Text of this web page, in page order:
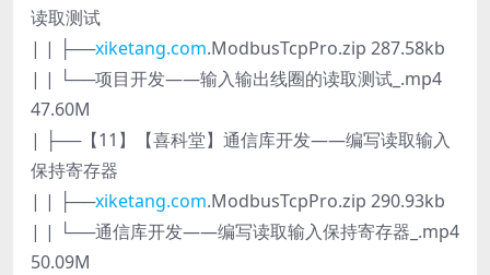
读取测试
| | ├──xiketang.com.ModbusTcpPro.zip 287.58kb
| | └──项目开发——输入输出线圈的读取测试_.mp4
47.60M
| ├──【11】【喜科堂】通信库开发——编写读取输入
保持寄存器
| | ├──xiketang.com.ModbusTcpPro.zip 290.93kb
| | └──通信库开发——编写读取输入保持寄存器_.mp4
50.09M